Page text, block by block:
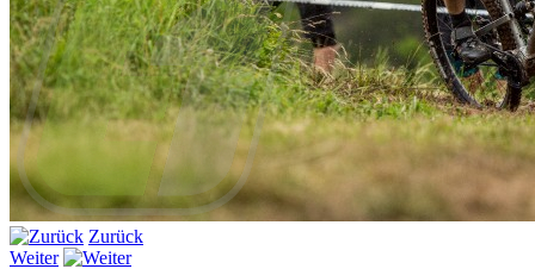
Zurück
Weiter